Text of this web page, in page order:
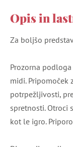
Opis in
Za boljšo
Prozorna
midi. Pripomoček
potrpežljivosti,
spretnosti. Otroci
kot le igro.